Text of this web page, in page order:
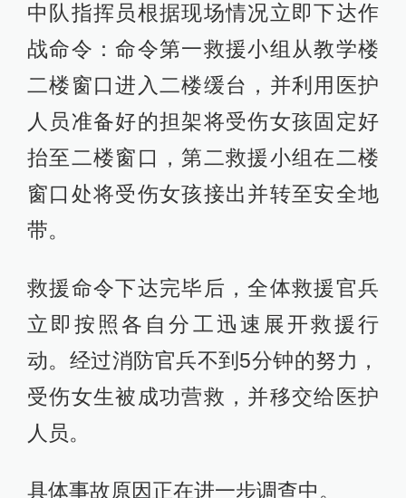
中队指挥员根据现场情况立即下达作
战命令：命令第一救援小组从教学楼
二楼窗口进入二楼缓台，并利用医护
人员准备好的担架将受伤女孩固定好
抬至二楼窗口，第二救援小组在二楼
窗口处将受伤女孩接出并转至安全地
带。
救援命令下达完毕后，全体救援官兵
立即按照各自分工迅速展开救援行
动。经过消防官兵不到5分钟的努力，
受伤女生被成功营救，并移交给医护
人员。
具体事故原因正在进一步调查中。